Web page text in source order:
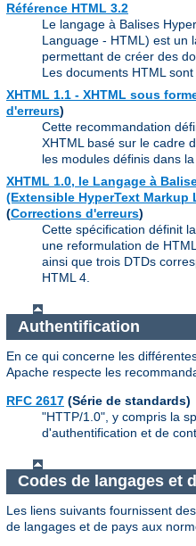
Référence HTML 3.2
Le langage à Balises
Language - HTML) est un
permettant de créer des
Les documents HTML
XHTML 1.1 - XHTML sous
d'erreurs)
Cette recommandation
XHTML basé sur le cadre
les modules définis dans
XHTML 1.0, le Langage à
(Extensible HyperText
(Corrections d'erreurs)
Cette spécification définit
une reformulation de
ainsi que trois DTDs
HTML 4.
Authentification
En ce qui concerne les
Apache respecte les
RFC 2617 (Série de standards)
"HTTP/1.0", y compris la
d'authentification et de
Codes de langages et
Les liens suivants fournissent
de langages et de pays aux